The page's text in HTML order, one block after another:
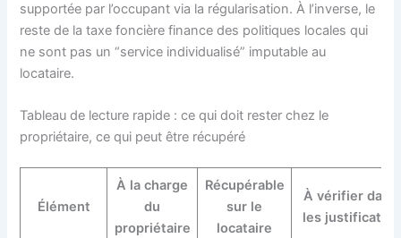
supportée par l’occupant via la régularisation. À l’inverse, le
reste de la taxe foncière finance des politiques locales qui
ne sont pas un “service individualisé” imputable au
locataire.
Tableau de lecture rapide : ce qui doit rester chez le
propriétaire, ce qui peut être récupéré
Élément
À la charge
du
propriétaire
Récupérable
sur le
locataire
À vérifier dans
les justificatifs